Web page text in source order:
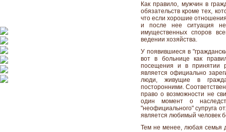
Как правило, мужчин в
обязательств кроме тех,
что если хорошие
и после нее ситуация
имущественных споров
ведении хозяйства.
У появившиеся в
вот в больнице как
посещения и в принятии
является официально
люди, живущие в
посторонними.
право о возможности не
один момент о
"неофициального" супруга
является любимый человек
Тем не менее, любая семья